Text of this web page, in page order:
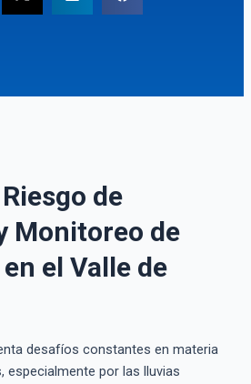
de
Monitoreo de
el Valle de
desafíos constantes en materia
especialmente por las lluvias